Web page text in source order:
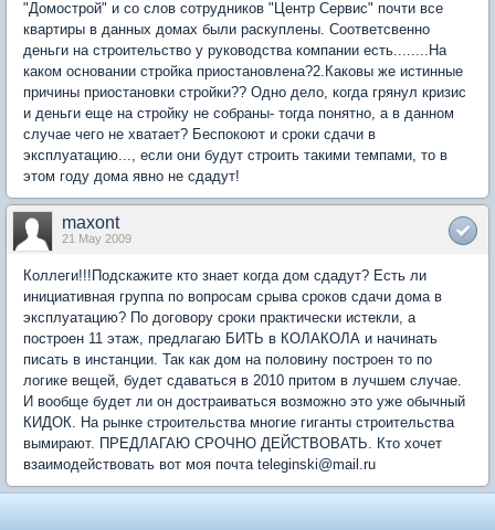
"Домострой" и со слов сотрудников "Центр Сервис" почти все
квартиры в данных домах были раскуплены. Соответсвенно
деньги на строительство у руководства компании есть........На
каком основании стройка приостановлена?2.Каковы же истинные
причины приостановки стройки?? Одно дело, когда грянул кризис
и деньги еще на стройку не собраны- тогда понятно, а в данном
случае чего не хватает? Беспокоют и сроки сдачи в
эксплуатацию..., если они будут строить такими темпами, то в
этом году дома явно не сдадут!
maxont
21 May 2009
Коллеги!!!Подскажите кто знает когда дом сдадут? Есть ли
инициативная группа по вопросам срыва сроков сдачи дома в
эксплуатацию? По договору сроки практически истекли, а
построен 11 этаж, предлагаю БИТЬ в КОЛАКОЛА и начинать
писать в инстанции. Так как дом на половину построен то по
логике вещей, будет сдаваться в 2010 притом в лучшем случае.
И вообще будет ли он достраиваться возможно это уже обычный
КИДОК. На рынке строительства многие гиганты строительства
вымирают. ПРЕДЛАГАЮ СРОЧНО ДЕЙСТВОВАТЬ. Кто хочет
взаимодействовать вот моя почта teleginski@mail.ru